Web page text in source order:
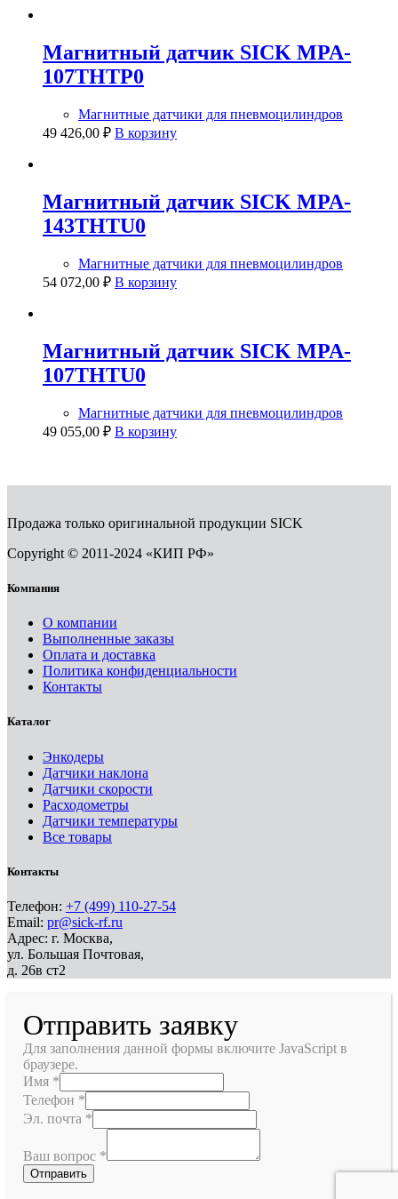
Магнитный датчик SICK MPA-
107THTP0
Магнитные датчики для пневмоцилиндров
49 426,00 ₽ В корзину
Магнитный датчик SICK MPA-
143THTU0
Магнитные датчики для пневмоцилиндров
54 072,00 ₽ В корзину
Магнитный датчик SICK MPA-
107THTU0
Магнитные датчики для пневмоцилиндров
49 055,00 ₽ В корзину
Продажа только оригинальной продукции SICK
Copyright © 2011-2024 «КИП РФ»
Компания
О компании
Выполненные заказы
Оплата и доставка
Политика конфиденциальности
Контакты
Каталог
Энкодеры
Датчики наклона
Датчики скорости
Расходометры
Датчики температуры
Все товары
Контакты
Телефон: +7 (499) 110-27-54
Email: pr@sick-rf.ru
Адрес: г. Москва,
ул. Большая Почтовая,
д. 26в ст2
Отправить заявку
Для заполнения данной формы включите JavaScript в
браузере.
Имя *
Телефон *
Эл. почта *
Ваш вопрос *
Отправить